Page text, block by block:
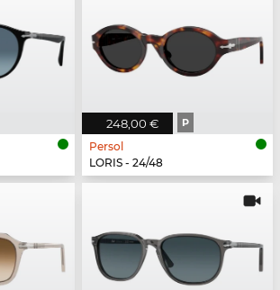
248,00 € P
Persol
LORIS - 24/48